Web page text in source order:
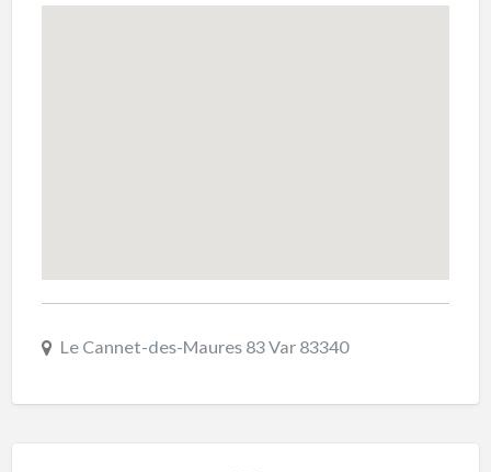
Le Cannet-des-Maures 83 Var 83340